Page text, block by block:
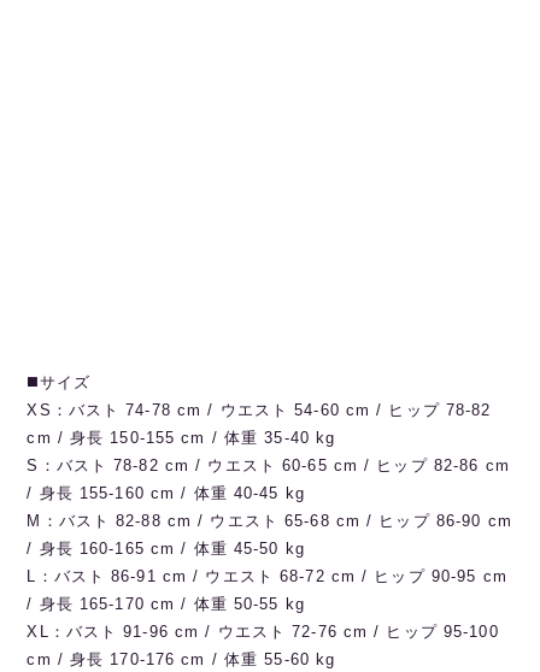
◼️サイズ
XS：バスト 74-78 cm / ウエスト 54-60 cm / ヒップ 78-82
cm / 身長 150-155 cm / 体重 35-40 kg
S：バスト 78-82 cm / ウエスト 60-65 cm / ヒップ 82-86 cm
/ 身長 155-160 cm / 体重 40-45 kg
M：バスト 82-88 cm / ウエスト 65-68 cm / ヒップ 86-90 cm
/ 身長 160-165 cm / 体重 45-50 kg
L：バスト 86-91 cm / ウエスト 68-72 cm / ヒップ 90-95 cm
/ 身長 165-170 cm / 体重 50-55 kg
XL：バスト 91-96 cm / ウエスト 72-76 cm / ヒップ 95-100
cm / 身長 170-176 cm / 体重 55-60 kg